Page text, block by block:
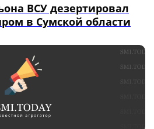
ВСУ дезертировал
в Сумской области